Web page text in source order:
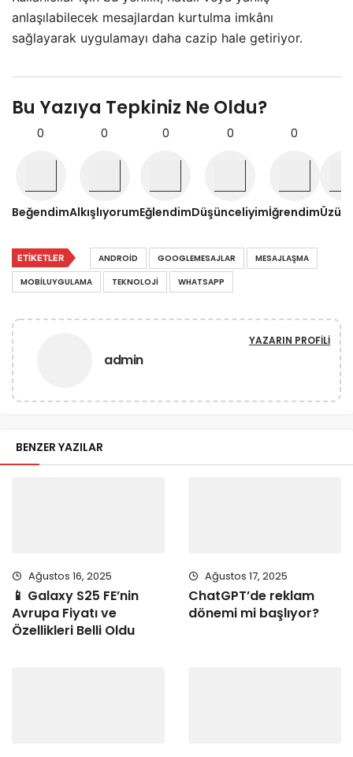
anlaşılabilecek mesajlardan kurtulma imkânı
sağlayarak uygulamayı daha cazip hale getiriyor.
Bu Yazıya Tepkiniz Ne Oldu?
0
Beğendim
0
Alkışlıyorum
0
Eğlendim
0
Düşünceliyim
0
İğrendim
ETIKETLER ANDROID GOOGLEMESAJLAR
MESAJLAŞMA
MOBILUYGULAMA
TEKNOLOJI WHATSAPP
admin
YAZARIN PROFILI
BENZER YAZILAR
Ağustos 16, 2025
📱 Galaxy S25 FE’nin
Avrupa Fiyatı ve
Özellikleri Belli Oldu
Ağustos 17, 2025
ChatGPT’de reklam
dönemi mi başlıyor?